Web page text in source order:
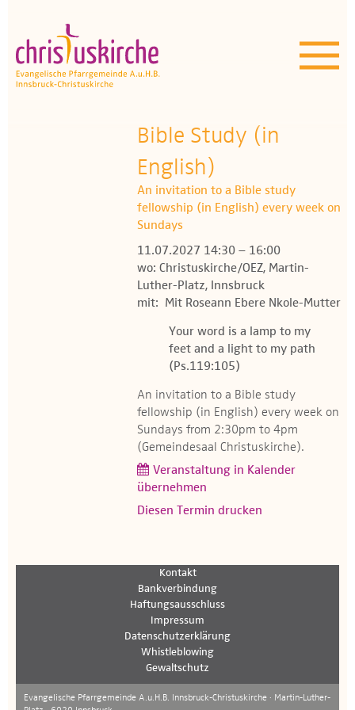
Aktuelles | Über uns
Unser Angebot
Termine
OEZ
Wissenswertes
Medien
Kontakt
Bible Study (in
English)
An invitation to a Bible study
fellowship (in English) every week on
Sundays
11.07.2027 14:30 – 16:00
wo: Christuskirche/OEZ, Martin-
Luther-Platz, Innsbruck
mit: Mit Roseann Ebere Nkole-Mutter
Your word is a lamp to my
feet and a light to my path
(Ps.119:105)
An invitation to a Bible study
fellowship (in English) every week on
Sundays from 2:30pm to 4pm
(Gemeindesaal Christuskirche).
Veranstaltung in Kalender
übernehmen
Diesen Termin drucken
Kontakt
Bankverbindung
Haftungsausschluss
Impressum
Datenschutzerklärung
Whistleblowing
Gewaltschutz
Evangelische Pfarrgemeinde A.u.H.B. Innsbruck-Christuskirche · Martin-Luther-